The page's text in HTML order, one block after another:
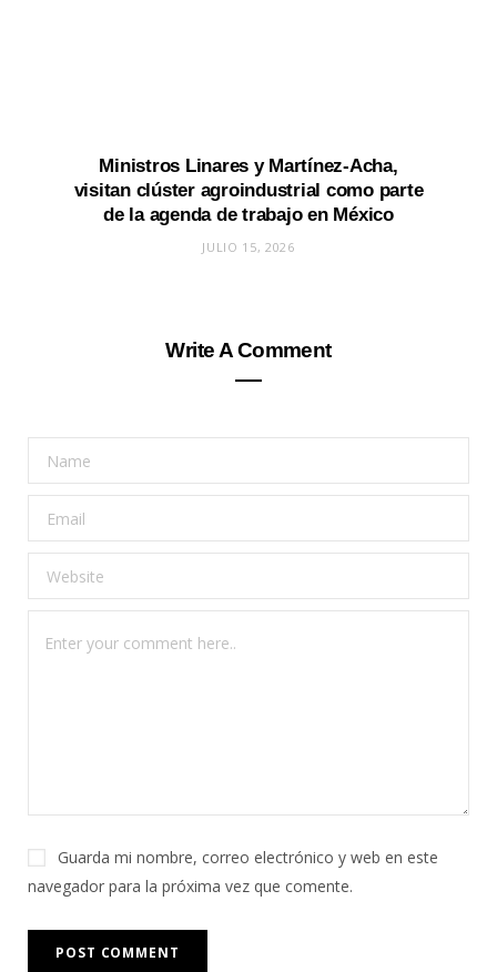
Ministros Linares y Martínez-Acha,
visitan clúster agroindustrial como parte
de la agenda de trabajo en México
JULIO 15, 2026
Write A Comment
Guarda mi nombre, correo electrónico y web en este
navegador para la próxima vez que comente.